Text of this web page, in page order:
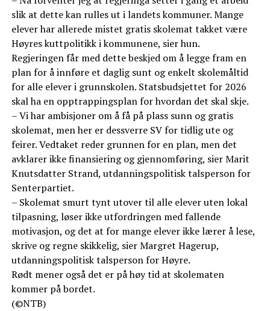
slik at dette kan rulles ut i landets kommuner. Mange
elever har allerede mistet gratis skolemat takket være
Høyres kuttpolitikk i kommunene, sier hun.
Regjeringen får med dette beskjed om å legge fram en
plan for å innføre et daglig sunt og enkelt skolemåltid
for alle elever i grunnskolen. Statsbudsjettet for 2026
skal ha en opptrappingsplan for hvordan det skal skje.
– Vi har ambisjoner om å få på plass sunn og gratis
skolemat, men her er dessverre SV for tidlig ute og
feirer. Vedtaket reder grunnen for en plan, men det
avklarer ikke finansiering og gjennomføring, sier Marit
Knutsdatter Strand, utdanningspolitisk talsperson for
Senterpartiet.
– Skolemat smurt tynt utover til alle elever uten lokal
tilpasning, løser ikke utfordringen med fallende
motivasjon, og det at for mange elever ikke lærer å lese,
skrive og regne skikkelig, sier Margret Hagerup,
utdanningspolitisk talsperson for Høyre.
Rødt mener også det er på høy tid at skolematen
kommer på bordet.
(©NTB)